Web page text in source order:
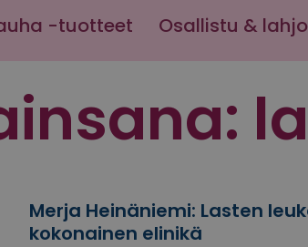
-tuotteet Osallistu &
Merja Heinäniemi: Lasten
kokonainen elinikä